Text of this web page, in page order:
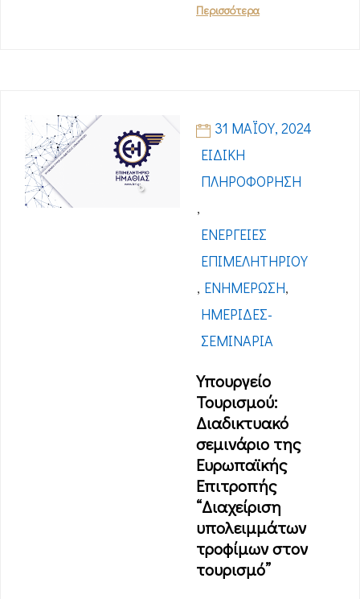
Περισσότερα
31 ΜΑΪ́ΟΥ, 2024
ΕΙΔΙΚΉ
ΠΛΗΡΟΦΌΡΗΣΗ
,
ΕΝΈΡΓΕΙΕΣ
ΕΠΙΜΕΛΗΤΗΡΊΟΥ
, ΕΝΗΜΈΡΩΣΗ,
ΗΜΕΡΊΔΕΣ-
ΣΕΜΙΝΆΡΙΑ
Υπουργείο
Τουρισμού:
Διαδικτυακό
σεμινάριο της
Ευρωπαϊκής
Επιτροπής
“Διαχείριση
υπολειμμάτων
τροφίμων στον
τουρισμό”